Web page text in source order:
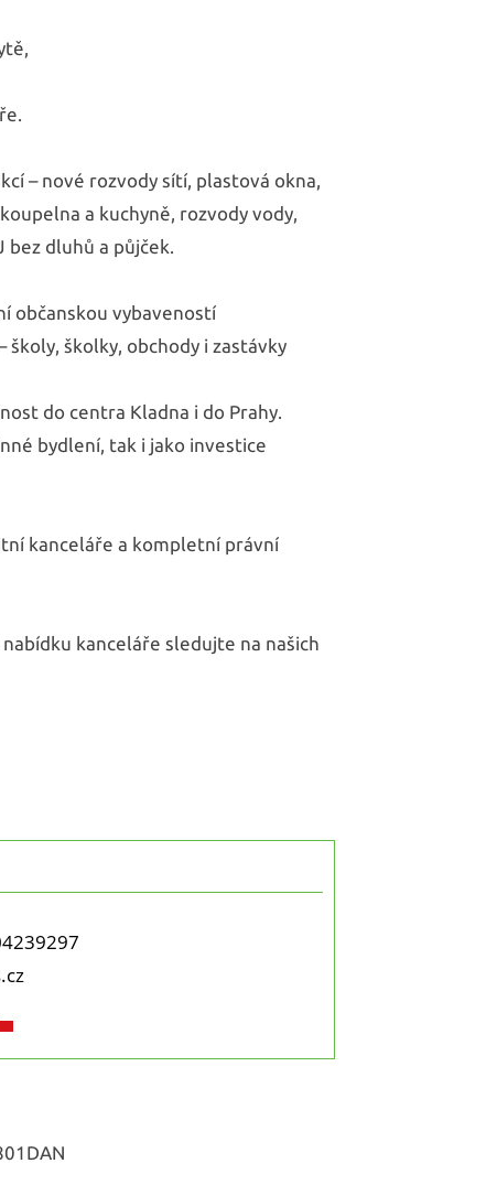
– nové rozvody sítí, plastová okna,
a kuchyně, rozvody vody,
bez dluhů a půjček.
občanskou vybaveností
školy, školky, obchody i zastávky
do centra Kladna i do Prahy.
bydlení, tak i jako investice
kanceláře a kompletní právní
kanceláře sledujte na našich